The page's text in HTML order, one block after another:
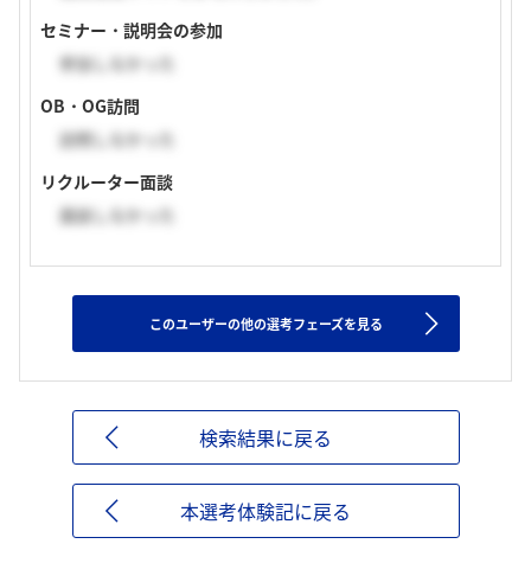
セミナー・説明会の参加
参加しなかった
OB・OG訪問
訪問しなかった
リクルーター面談
面談しなかった
このユーザーの他の選考フェーズを見る
検索結果に戻る
本選考体験記に戻る